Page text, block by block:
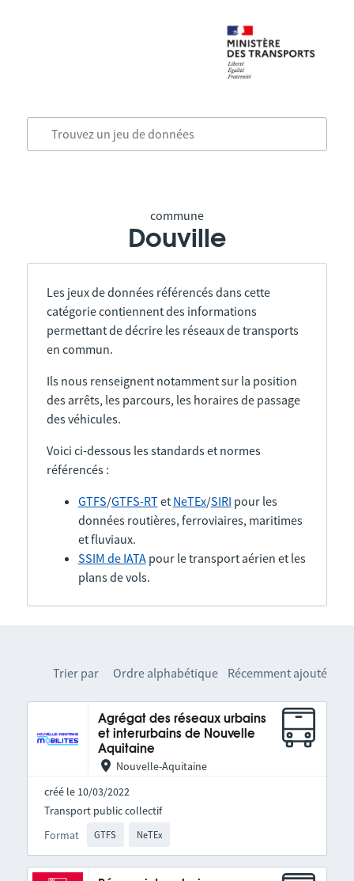
commune
Douville
Les jeux de données référencés dans cette
catégorie contiennent des informations
permettant de décrire les réseaux de transports
en commun.
Ils nous renseignent notamment sur la position
des arrêts, les parcours, les horaires de passage
des véhicules.
Voici ci-dessous les standards et normes
référencés :
GTFS/GTFS-RTet NeTEx/SIRI pour les
données routières, ferroviaires, maritimes
et fluviaux.
SSIM de IATApour le transport aérien et les
plans de vols.
Trier par Ordre alphabétique Récemment ajouté
Agrégat des réseaux urbains
et interurbains de Nouvelle
Aquitaine
Nouvelle-Aquitaine
créé le 10/03/2022
Format GTFS NeTEx
Transport public collectif